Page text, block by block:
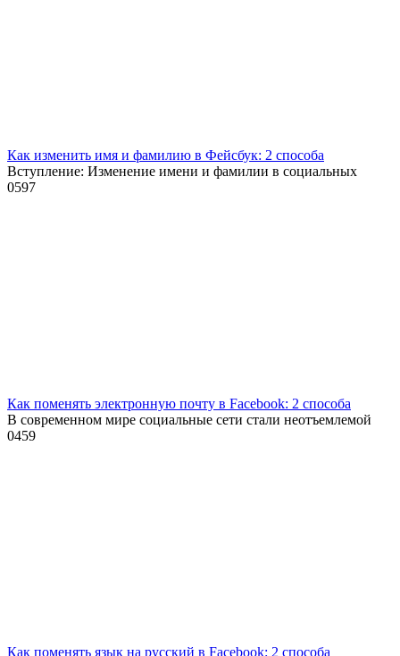
Как изменить имя и фамилию в Фейсбук: 2 способа
Вступление: Изменение имени и фамилии в социальных
0597
Как поменять электронную почту в Facebook: 2 способа
В современном мире социальные сети стали неотъемлемой
0459
Как поменять язык на русский в Facebook: 2 способа